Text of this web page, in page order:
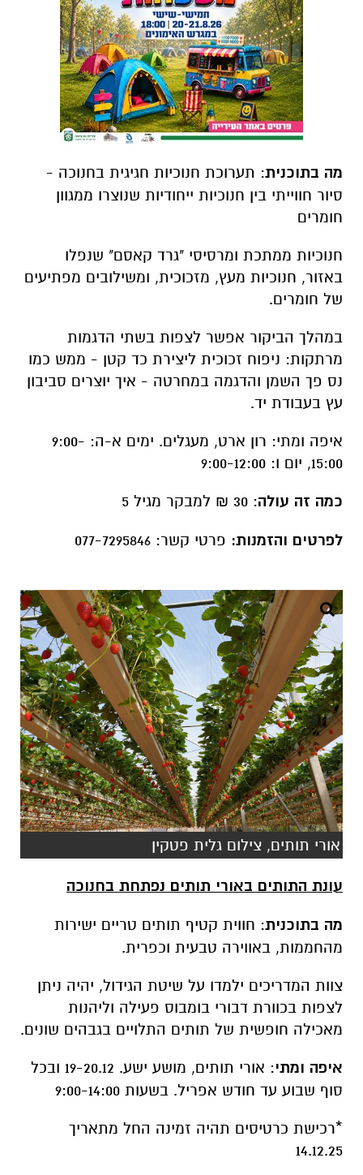
מה בתוכנית: תערוכת חנוכיות חגיגית בחנוכה -
סיור חווייתי בין חנוכיות ייחודיות שנוצרו ממגוון
חומרים
חנוכיות ממתכת ומרסיסי "גרד קאסם" שנפלו
באזור, חנוכיות מעץ, מזכוכית, ומשילובים מפתיעים
של חומרים.
במהלך הביקור אפשר לצפות בשתי הדגמות
מרתקות: ניפוח זכוכית ליצירת כד קטן - ממש כמו
נס פך השמן והדגמה במחרטה - איך יוצרים סביבון
עץ בעבודת יד.
איפה ומתי: רון ארט, מעגלים. ימים א-ה: 9:00-
15:00, יום ו: 9:00-12:00
כמה זה עולה: 30 ₪ למבקר מגיל 5
לפרטים והזמנות: פרטי קשר: 077-7295846
אורי תותים, צילום גלית פטקין
עונת התותים באורי תותים נפתחת בחנוכה
מה בתוכנית: חווית קטיף תותים טריים ישירות
מהחממות, באווירה טבעית וכפרית.
צוות המדריכים ילמדו על שיטת הגידול, יהיה ניתן
לצפות בכוורת דבורי בומבוס פעילה וליהנות
מאכילה חופשית של תותים התלויים בגבהים שונים.
איפה ומתי
: אורי תותים, מושע ישע. 19-20.12 ובכל
סוף שבוע עד חודש אפריל. בשעות 9:00-14:00
*רכישת כרטיסים תהיה זמינה החל מתאריך
14.12.25